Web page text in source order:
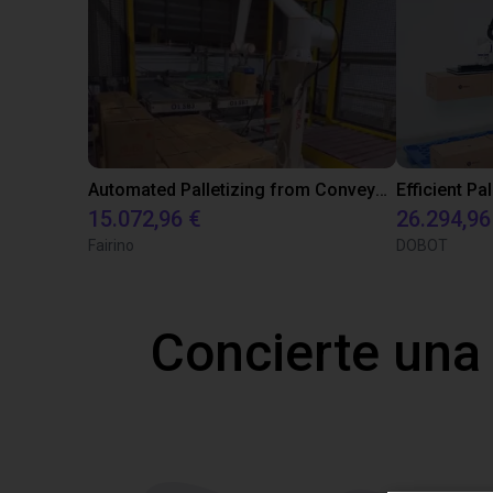
Automated Palletizing from Conveyor Belt with Fairino FR20
15.072,96 €
Fairino DOBOT
Concierte